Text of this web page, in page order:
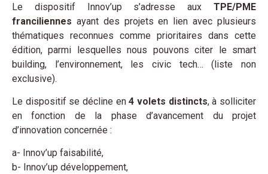
Le dispositif Innov’up s’adresse aux TPE/PME
franciliennes ayant des projets en lien avec plusieurs
thématiques reconnues comme prioritaires dans cette
édition, parmi lesquelles nous pouvons citer le smart
building, l’environnement, les civic tech… (liste non
exclusive).
Le dispositif se décline en4 volets distincts, à solliciter
en fonction de la phase d’avancement du projet
d’innovation concernée :
a- Innov’up faisabilité,
b- Innov’up développement,